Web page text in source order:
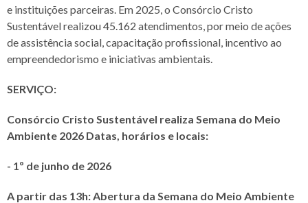
e instituições parceiras. Em 2025, o Consórcio Cristo
Sustentável realizou 45.162 atendimentos, por meio de ações
de assistência social, capacitação profissional, incentivo ao
empreendedorismo e iniciativas ambientais.
SERVIÇO:
Consórcio Cristo Sustentável realiza Semana do Meio
Ambiente 2026 Datas, horários e locais:
- 1º de junho de 2026
A partir das 13h: Abertura da Semana do Meio Ambiente